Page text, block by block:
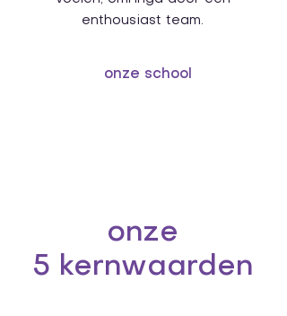
enthousiast team.
onze school
onze
5 kernwaarden